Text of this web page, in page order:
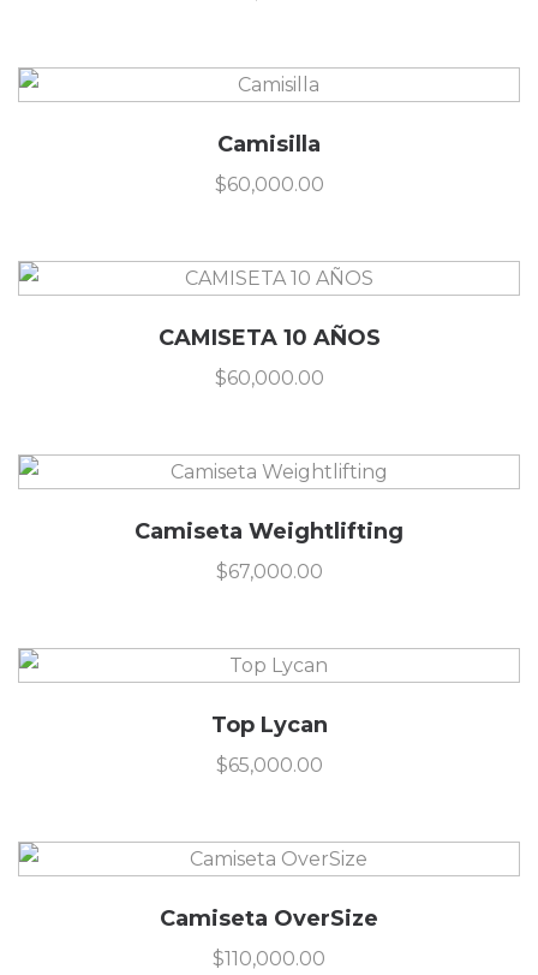
Camisilla
$60,000.00
CAMISETA 10 AÑOS
$60,000.00
Camiseta Weightlifting
$67,000.00
Top Lycan
$65,000.00
Camiseta OverSize
$110,000.00